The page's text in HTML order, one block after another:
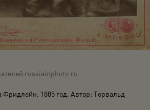
russiainphoto.ru
Фридлейн. 1885 год. Автор: Торвальд